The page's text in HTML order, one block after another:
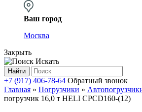
Ваш город
Москва
Закрыть
Искать
Найти
+7 (917) 406-78-64 Обратный звонок
Главная » Погрузчики »
погрузчик 16,0 т HELI CPCD160-(12)